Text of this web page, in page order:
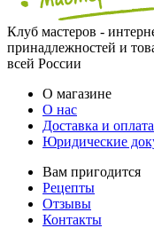
Клуб мастеров -
принадлежностей и
всей России
О магазине
О нас
Доставка и оплата
Юридические
Вам пригодится
Рецепты
Отзывы
Контакты